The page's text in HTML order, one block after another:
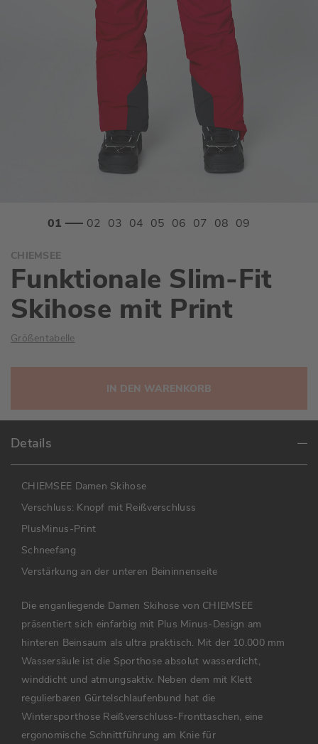
Anfang
der
Bildgalerie
springen
CHIEMSEE
Funktionale Slim-Fit
Skihose mit Print
Größentabelle
IN DEN WARENKORB
Details
CHIEMSEE Damen Skihose
Verschluss: Knopf mit Reißverschluss
PlusMinus-Print
Schneefang
Verstärkung an der unteren Beininnenseite
Die enganliegende Damen Skihose von CHIEMSEE
präsentiert sich einfarbig mit Plus Minus-Design am
hinteren Beinsaum als ultra praktisch. Mit der 10.000 mm
Wassersäule ist die Sporthose absolut wasserdicht,
winddicht und atmungsaktiv. Neben dem mit Klett
regulierbaren Gürtelschlaufenbund hat die
Wintersporthose Reißverschluss-Fronttaschen, eine
ergonomische Schnittführung am Knie für